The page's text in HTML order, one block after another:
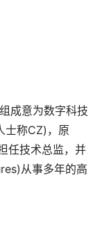
成意为数字科技
士称CZ)，原
任技术总监，并
从事多年的高